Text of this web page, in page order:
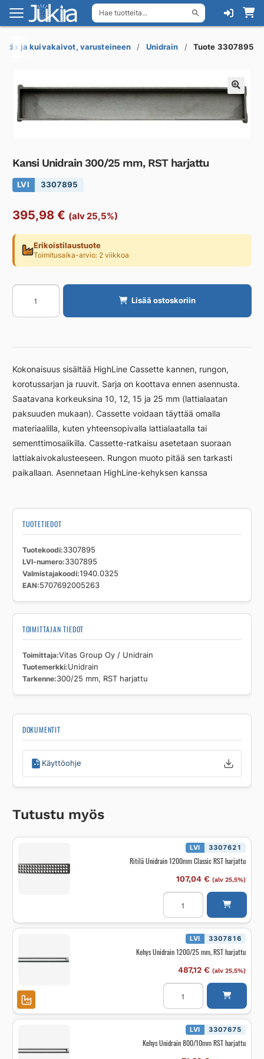
Hae tuotteita...
Siirry
navigointiin
Siirry
sisältöön
ja kuivakaivot, varusteineen Unidrain Tuote 3307895
Kansi Unidrain 300/25 mm, RST harjattu
LVI 3307895
395,98 € (alv 25,5%)
Erikoistilaustuote
Toimitusaika-arvio: 2 viikkoa
Kansi
Unidrain
300/25
RST
määrä
Lisää ostoskoriin
Kokonaisuus sisältää HighLine Cassette kannen, rungon,
korotussarjan ja ruuvit. Sarja on koottava ennen asennusta.
Saatavana korkeuksina 10, 12, 15 ja 25 mm (lattialaatan
paksuuden mukaan). Cassette voidaan täyttää omalla
materiaalilla, kuten yhteensopivalla lattialaatalla tai
sementtimosaiikilla. Cassette-ratkaisu asetetaan suoraan
lattiakaivokalusteeseen. Rungon muoto pitää sen tarkasti
paikallaan. Asennetaan HighLine-kehyksen kanssa
TUOTETIEDOT
Tuotekoodi 3307895
LVI-numero 3307895
Valmistajakoodi 1940.0325
EAN 5707692005263
TOIMITTAJAN TIEDOT
Toimittaja Vitas Group Oy / Unidrain
Tuotemerkki Unidrain
Tarkenne 300/25 mm, RST harjattu
DOKUMENTIT
Käyttöohje
Tutustu myös
LVI 3307621
Ritilä Unidrain 1200mm Classic RST harjattu
107,04 € (alv 25,5%)
Ritilä
Unidrain
1200mm
Classic
RST
harjattu
määrä
LVI 3307816
Kehys Unidrain 1200/25 mm, RST harjattu
487,12 € (alv 25,5%)
Kehys
Unidrain
1200/25
mm,
RST
harjattu
määrä
LVI 3307675
Kehys Unidrain 800/10mm RST harjattu